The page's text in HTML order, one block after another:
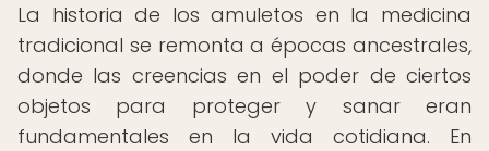
La historia de los amuletos en la medicina
tradicional se remonta a épocas ancestrales,
donde las creencias en el poder de ciertos
objetos para proteger y sanar eran
fundamentales en la vida cotidiana. En